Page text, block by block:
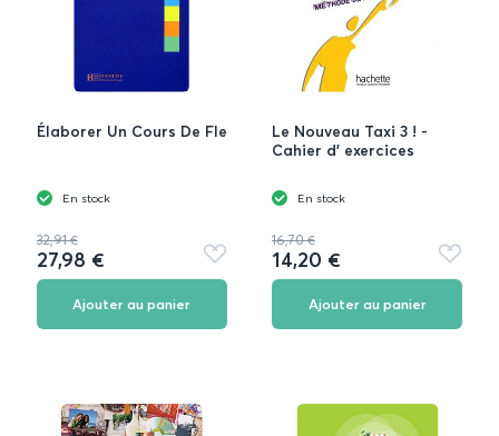
Élaborer Un Cours De Fle
En stock
32,91 €
27,98 €
Ajouter
aux
Ajouter au panier
Le Nouveau Taxi 3 ! -
Cahier d' exercices
En stock
16,70 €
14,20 €
Ajouter
aux
Ajouter au panier